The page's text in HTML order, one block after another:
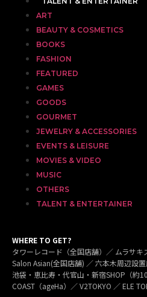
ART
BEAUTY & COSMETICS
BOOKS
FASHION
FEATURED
GAMES
GOODS
GOURMET
JEWELRY & ACCESSORIES
EVENTS & LEISURE
MOVIES & VIDEO
MUSIC
OTHERS
TALENT & ENTERTAINER
WHERE TO GET?
タワーレコード（全国店舗）／ ムラサ
Salon Asian(全国店舗) ／ 六本木周辺設
池袋・恵比寿・代官山・新宿SHOP（約
COAST（ageHa）／ V2TOKYO ／ ELE